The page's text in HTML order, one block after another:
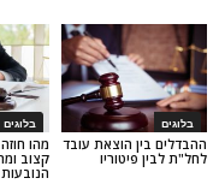
בלוגים
מהו חוזה העסקה לזמן
קצוב ומהן זכויות העובדים
הנובעות ממנו
עובד